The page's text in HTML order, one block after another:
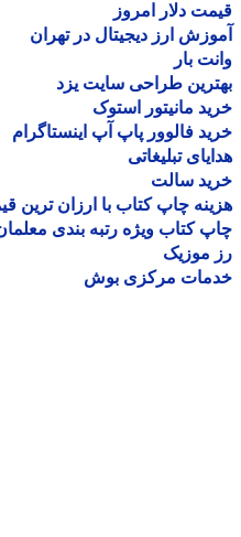
دلار امروز
ارز دیجیتال در تهران
بار
طراحی سایت یزد
مانیتور استوک
فالوور پاپ آپ اینستاگرام
تبلیغاتی
سالت
چاپ کتاب با ارزان ترین قیمت
کتاب ویژه رتبه بندی معلمان
موزیک
مرکزی بوش